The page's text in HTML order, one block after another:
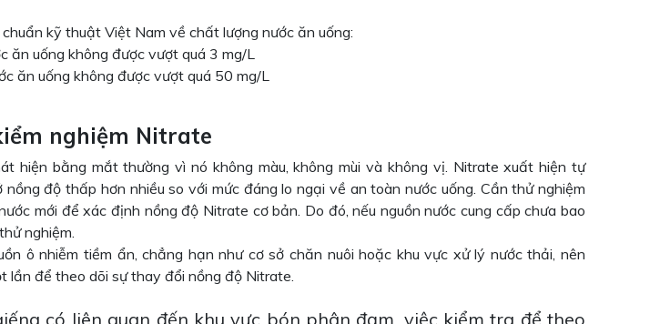
chuẩn kỹ thuật Việt Nam về chất lượng nước ăn uống:
ăn uống không được vượt quá 3 mg/L
ăn uống không được vượt quá 50 mg/L
nghiệm Nitrate
hiện bằng mắt thường vì nó không màu, không mùi và không vị. Nitrate xuất hiện tự
độ thấp hơn nhiều so với mức đáng lo ngại về an toàn nước uống. Cần thử nghiệm
mới để xác định nồng độ Nitrate cơ bản. Do đó, nếu nguồn nước cung cấp chưa bao
nghiệm.
ô nhiễm tiềm ẩn, chẳng hạn như cơ sở chăn nuôi hoặc khu vực xử lý nước thải, nên
lần để theo dõi sự thay đổi nồng độ Nitrate.
có liên quan đến khu vực bón phân đạm, việc kiểm tra để theo